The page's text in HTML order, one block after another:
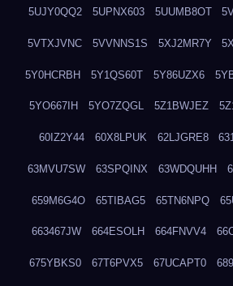
5UJY0QQ2 5UPNX603 5UUMB8OT
5VTXJVNC 5VVNNS1S 5XJ2MR7Y
5Y0HCRBH 5Y1QS60T 5Y86UZX6
5YO667IH 5YO7ZQGL 5Z1BWJEZ
60IZ2Y44 60X8LPUK 62LJGRE8
63MVU7SW 63SPQINX 63WDQUHH
659M6G4O 65TIBAG5 65TN6NPQ
663467JW 664ESOLH 664FNVV4
675YBKS0 67T6PVX5 67UCAPT0